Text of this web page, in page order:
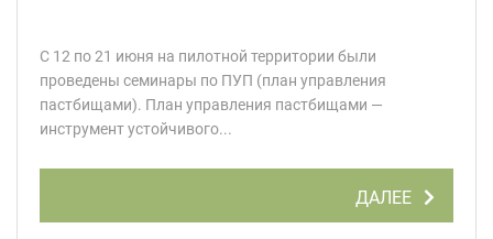
С 12 по 21 июня на пилотной территории были
проведены семинары по ПУП (план управления
пастбищами). План управления пастбищами —
инструмент устойчивого...
ДАЛЕЕ